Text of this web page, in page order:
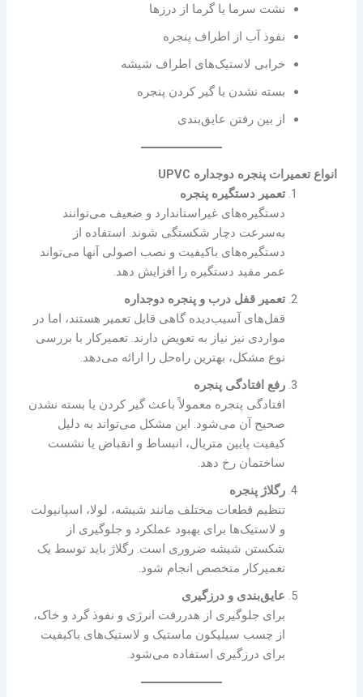
نشت سرما یا گرما از درزها
نفوذ آب از اطراف پنجره
خرابی لاستیک‌های اطراف شیشه
بسته نشدن یا گیر کردن پنجره
از بین رفتن عایق‌بندی
انواع تعمیرات پنجره دوجداره UPVC
تعمیر دستگیره پنجره
دستگیره‌های غیراستاندارد و ضعیف می‌توانند
به‌سرعت دچار شکستگی شوند. استفاده از
دستگیره‌های باکیفیت و نصب اصولی آنها می‌تواند
عمر مفید دستگیره را افزایش دهد.
تعمیر قفل درب و پنجره دوجداره
قفل‌های آسیب‌دیده گاهی قابل تعمیر هستند، اما در
مواردی نیز نیاز به تعویض دارند. تعمیرکار با بررسی
نوع مشکل، بهترین راه‌حل را ارائه می‌دهد.
رفع افتادگی پنجره
افتادگی پنجره معمولاً باعث گیر کردن یا بسته نشدن
صحیح آن می‌شود. این مشکل می‌تواند به دلیل
کیفیت پایین متریال، انبساط و انقباض یا نشست
ساختمان رخ دهد.
رگلاژ پنجره
تنظیم قطعات مختلف مانند شیشه، لولا، اسپانیولت
و لاستیک‌ها برای بهبود عملکرد و جلوگیری از
شکستن شیشه ضروری است. رگلاژ باید توسط یک
تعمیرکار متخصص انجام شود.
عایق‌بندی و درزگیری
برای جلوگیری از هدررفت انرژی و نفوذ گرد و خاک،
از چسب سیلیکون ماستیک و لاستیک‌های باکیفیت
برای درزگیری استفاده می‌شود.